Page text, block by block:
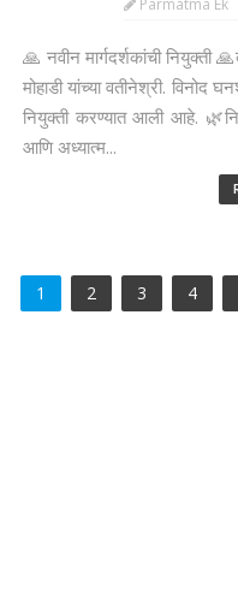
Parmatma Ek
🙏 नवीन मार्गदर्शकांची नियुक्ती
मोहाडी यांच्या वतीनेश्री. विनोद
नियुक्ती करण्यात आली आहे.
आणि अध्यात्म...
1 2 3 4